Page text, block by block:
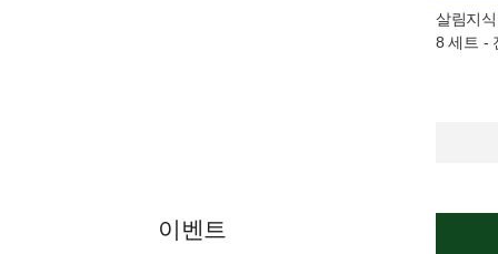
살림지
8 세트 -
이벤트